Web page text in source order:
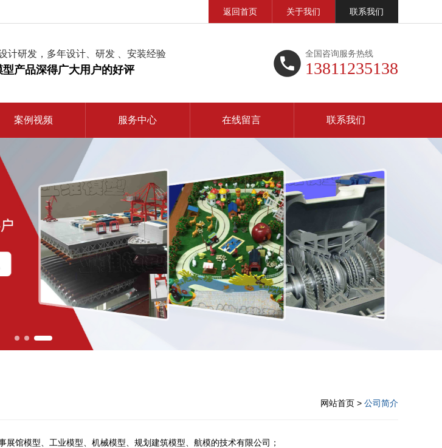
返回首页 关于我们 联系我们
计研发，多年设计、研发 、安装经验
型产品深得广大用户的好评
全国咨询服务热线
13811235138
案例视频 服务中心 在线留言 联系我们
网站首页 > 公司简介
馆模型、工业模型、机械模型、规划建筑模型、航模的技术有限公司；